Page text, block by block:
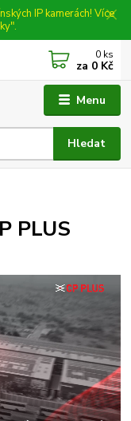
IP kamerách! Více
Menu
Hledat
0 ks
za 0 Kč
PLUS